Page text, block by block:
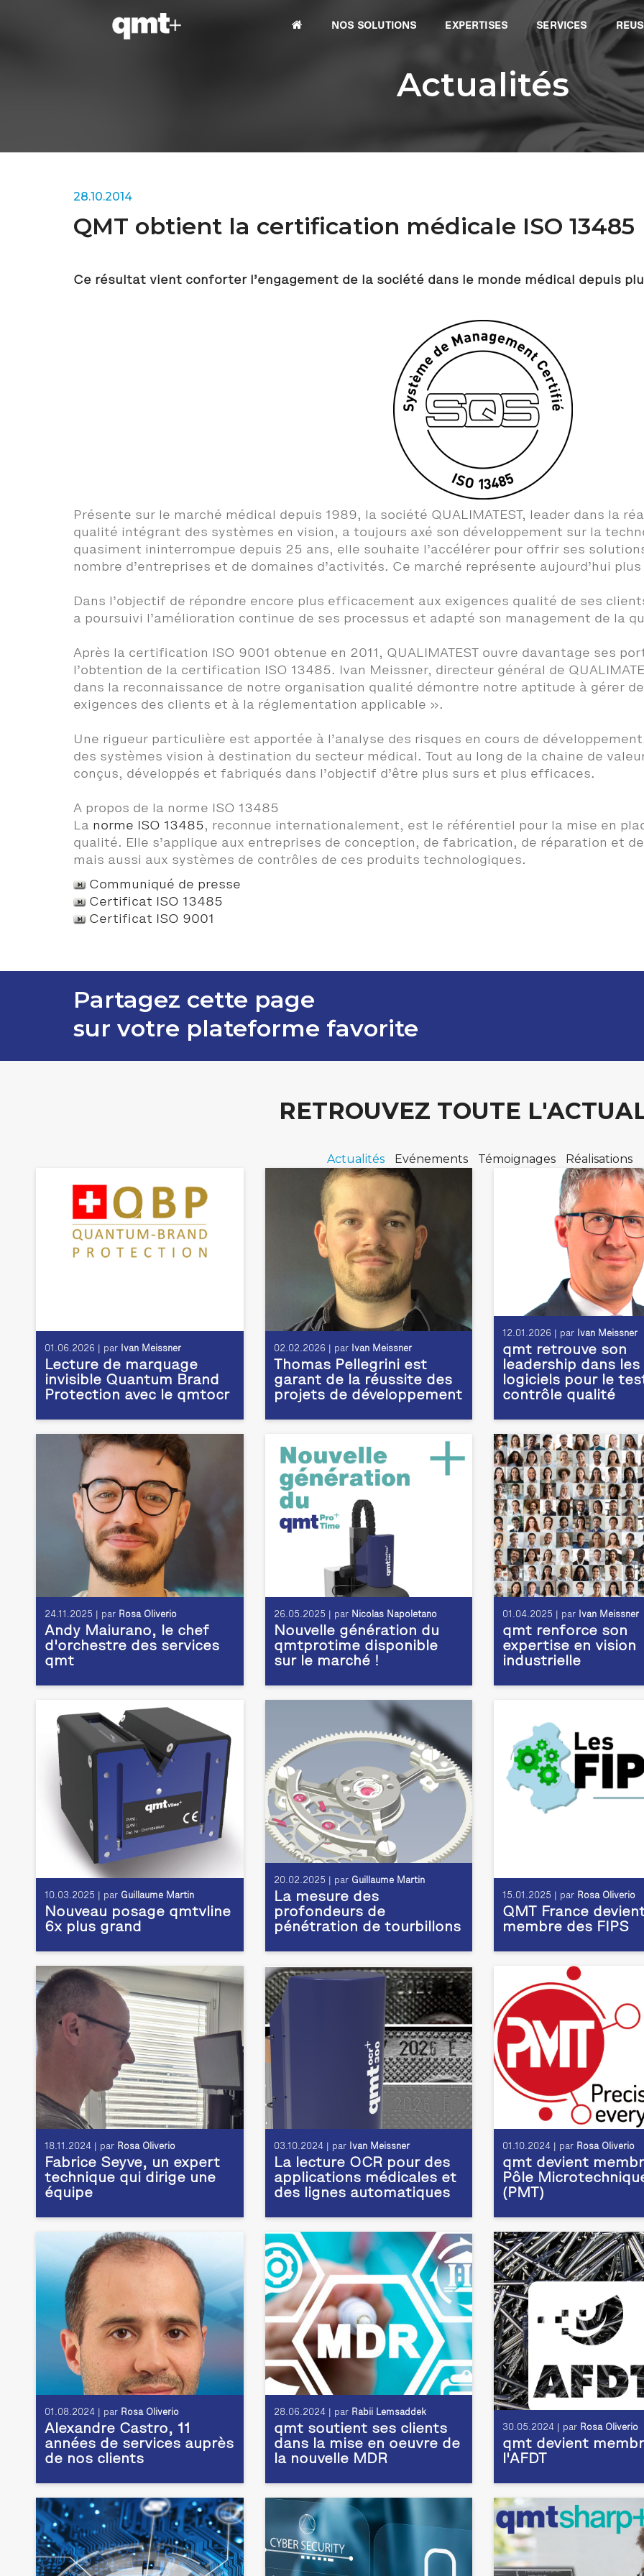
NOS SOLUTIONS EXPERTISES SERVICES
Actualités
28.10.2014
QMT obtient la certification médicale ISO 13485
Ce résultat vient conforter l’engagement de la société dans le monde médical depuis
Présente sur le marché médical depuis 1989, la société QUALIMATEST, leader dans la
qualité intégrant des systèmes en vision, a toujours axé son développement sur la
quasiment ininterrompue depuis 25 ans, elle souhaite l’accélérer pour offrir ses
nombre d’entreprises et de domaines d’activités. Ce marché représente aujourd’hui
Dans l’objectif de répondre encore plus efficacement aux exigences qualité de ses
a poursuivi l’amélioration continue de ses processus et adapté son management de la
Après la certification ISO 9001 obtenue en 2011, QUALIMATEST ouvre davantage ses
l’obtention de la certification ISO 13485. Ivan Meissner, directeur général de
dans la reconnaissance de notre organisation qualité démontre notre aptitude à gérer
exigences des clients et à la réglementation applicable ».
Une rigueur particulière est apportée à l’analyse des risques en cours de
des systèmes vision à destination du secteur médical. Tout au long de la chaine de
conçus, développés et fabriqués dans l’objectif d’être plus surs et plus efficaces.
A propos de la norme ISO 13485
La norme ISO 13485, reconnue internationalement, est le référentiel pour la mise en
qualité. Elle s’applique aux entreprises de conception, de fabrication, de réparation et
mais aussi aux systèmes de contrôles de ces produits technologiques.
Communiqué de presse
Certificat ISO 13485
Certificat ISO 9001
Partagez cette page
sur votre plateforme favorite
RETROUVEZ TOUTE
Actualités Evénements Témoignages Réalisations
01.06.2026 | par Ivan Meissner
Lecture de marquage
invisible Quantum Brand
Protection avec le qmtocr
02.02.2026 | par Ivan Meissner
Thomas Pellegrini est
garant de la réussite des
projets de développement
12.01.2026 | par Ivan Meissner
qmt retrouve son
leadership dans les
logiciels pour le
contrôle qualité
24.11.2025 | par Rosa Oliverio
Andy Maiurano, le chef
d'orchestre des services
qmt
26.05.2025 | par Nicolas Napoletano
Nouvelle génération du
qmtprotime disponible
sur le marché !
01.04.2025 | par Ivan Meissner
qmt renforce son
expertise en vision
industrielle
10.03.2025 | par Guillaume Martin
Nouveau posage qmtvline
6x plus grand
20.02.2025 | par Guillaume Martin
La mesure des
profondeurs de
pénétration de tourbillons
15.01.2025 | par Rosa Oliverio
QMT France
membre des FIPS
18.11.2024 | par Rosa Oliverio
Fabrice Seyve, un expert
technique qui dirige une
équipe
03.10.2024 | par Ivan Meissner
La lecture OCR pour des
applications médicales et
des lignes automatiques
01.10.2024 | par Rosa Oliverio
qmt devient
Pôle
(PMT)
01.08.2024 | par Rosa Oliverio
Alexandre Castro, 11
années de services auprès
de nos clients
28.06.2024 | par Rabii Lemsaddek
qmt soutient ses clients
dans la mise en oeuvre de
la nouvelle MDR
30.05.2024 | par Rosa Oliverio
qmt devient
l'AFDT